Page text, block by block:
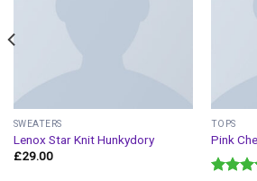
SWEATERS
Lenox Star Knit Hunkydory
£29.00
TOPS
Pink